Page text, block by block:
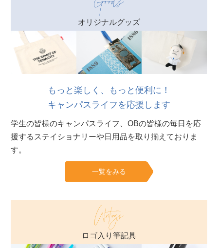
オリジナルグッズ
もっと楽しく、もっと便利に！
キャンパスライフを応援します
学生の皆様のキャンパスライフ、OBの皆様の毎日を応
援するステイショナリーや日用品を取り揃えておりま
す。
一覧をみる
ロゴ入り筆記具